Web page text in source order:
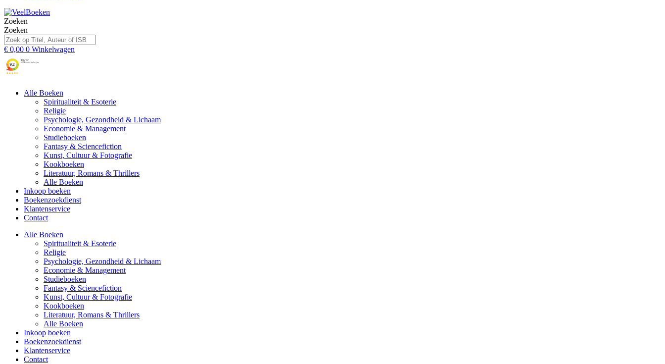
Zoeken
Zoeken
€ 0,00 0 Winkelwagen
Alle Boeken
Spiritualiteit & Esoterie
Religie
Psychologie, Gezondheid & Lichaam
Economie & Management
Studieboeken
Fantasy & Sciencefiction
Kunst, Cultuur & Fotografie
Kookboeken
Literatuur, Romans & Thrillers
Alle Boeken
Inkoop boeken
Boekenzoekdienst
Klantenservice
Contact
Alle Boeken
Spiritualiteit & Esoterie
Religie
Psychologie, Gezondheid & Lichaam
Economie & Management
Studieboeken
Fantasy & Sciencefiction
Kunst, Cultuur & Fotografie
Kookboeken
Literatuur, Romans & Thrillers
Alle Boeken
Inkoop boeken
Boekenzoekdienst
Klantenservice
Contact